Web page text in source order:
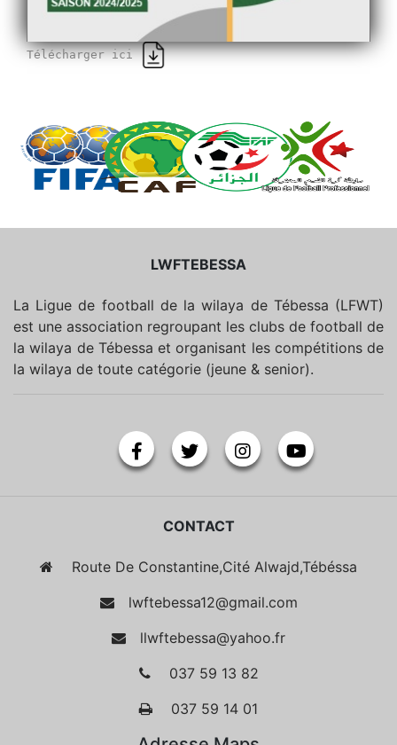
Télécharger ici
LWFTEBESSA
La Ligue de football de la wilaya de Tébessa (LFWT)
est une association regroupant les clubs de football de
la wilaya de Tébessa et organisant les compétitions de
la wilaya de toute catégorie (jeune & senior).
CONTACT
Route De Constantine,Cité Alwajd,Tébéssa
lwftebessa12@gmail.com
llwftebessa@yahoo.fr
037 59 13 82
037 59 14 01